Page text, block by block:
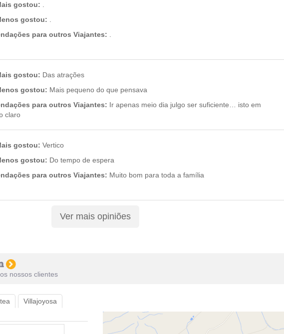
gostou:
gostou:
para outros Viajantes:
gostou: Das atrações
gostou: Mais pequeno do que pensava
para outros Viajantes: Ir apenas meio dia julgo ser suficiente… isto em
claro
gostou: Vertico
gostou: Do tempo de espera
para outros Viajantes: Muito bom para toda a família
Ver mais opiniões
nossos clientes
Villajoyosa